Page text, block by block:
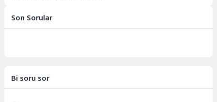
Son Sorular
Bi soru sor